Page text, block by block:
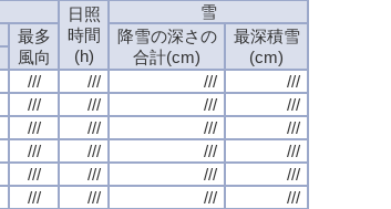
日照
時間
(h)
雪
最多
風向
降雪の深さの
合計(cm)
最深積雪
(cm)
/// /// ///
///
/// /// ///
///
/// /// ///
///
/// /// ///
///
/// /// ///
///
/// /// ///
///